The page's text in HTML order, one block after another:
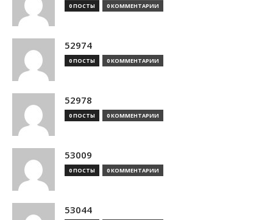
0 ПОСТЫ 0 КОММЕНТАРИИ
52974
0 ПОСТЫ 0 КОММЕНТАРИИ
52978
0 ПОСТЫ 0 КОММЕНТАРИИ
53009
0 ПОСТЫ 0 КОММЕНТАРИИ
53044